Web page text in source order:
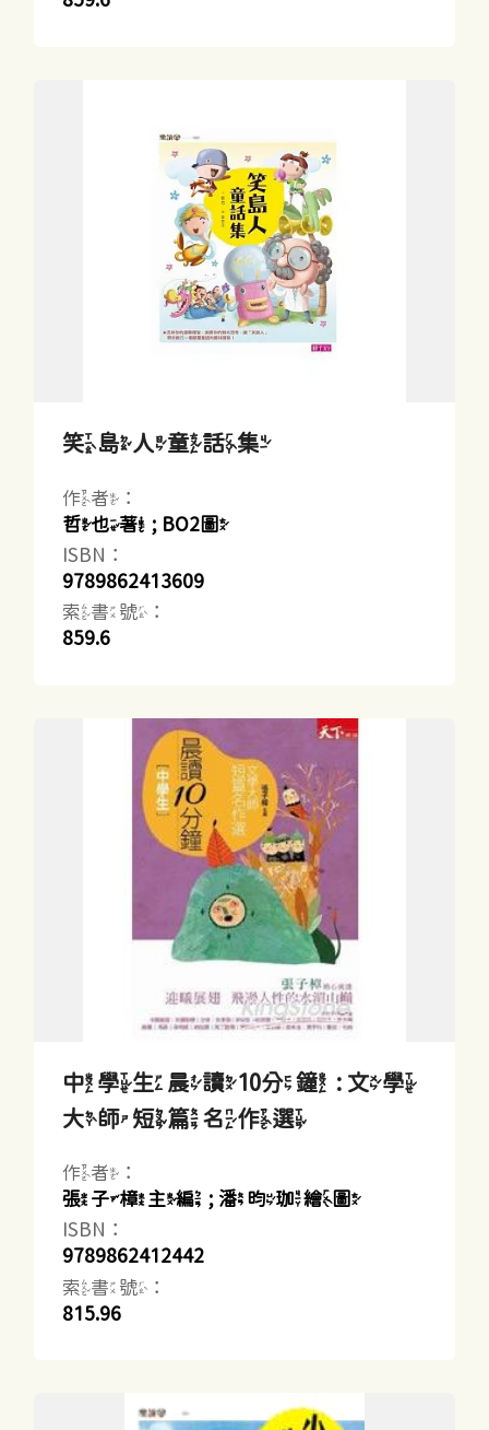
笑島人童話集
作者：
哲也著 ; BO2圖
ISBN：
9789862413609
索書號：
859.6
中學生晨讀10分鐘 : 文學
大師短篇名作選
作者：
張子樟主編 ; 潘昀珈繪圖
ISBN：
9789862412442
索書號：
815.96